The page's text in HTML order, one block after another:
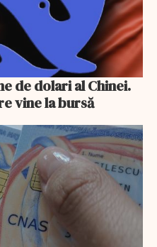
de dolari al Chinei.
vine la bursă